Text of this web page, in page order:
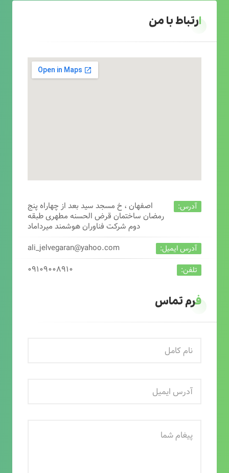
ارتباط با من
آدرس:
اصفهان ، خ مسجد سید بعد از چهاراه پنج
رمضان ساختمان قرض الحسنه مطهری طبقه
دوم شرکت فناوران هوشمند میرداماد
آدرس ایمیل: ali_jelvegaran@yahoo.com
تلفن: ۰۹۱۰۹۰۰۸۹۱۰
فرم تماس